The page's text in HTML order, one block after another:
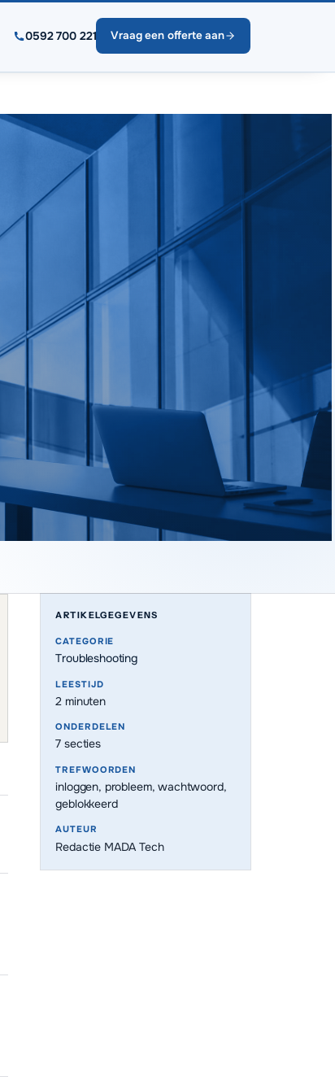
0592 700 221 Vraag een offerte aan
ARTIKELGEGEVENS
CATEGORIE
Troubleshooting
LEESTIJD
2 minuten
ONDERDELEN
7 secties
TREFWOORDEN
inloggen, probleem, wachtwoord,
geblokkeerd
AUTEUR
Redactie MADA Tech